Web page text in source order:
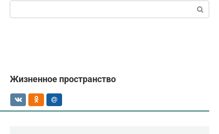
Поиск:
Жизненное пространство